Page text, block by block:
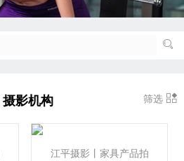
摄影机构 筛选
江平摄影丨家具产品拍